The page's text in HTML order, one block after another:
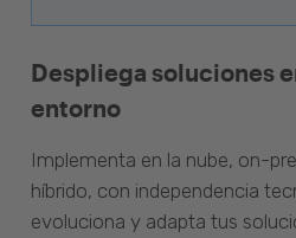
Despliega soluciones
entorno
Implementa en la nube, on-
híbrido, con independencia
evoluciona y adapta tus